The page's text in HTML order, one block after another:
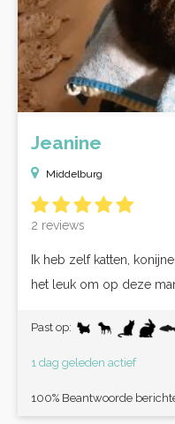
Jeanine
Middelburg
2 reviews
Ik heb zelf katten,
het leuk om op deze
Past op:
1 dag geleden actief
100% Beantwoorde